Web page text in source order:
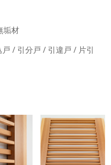
垢材
/ 引分戸 / 引違戸 / 片引